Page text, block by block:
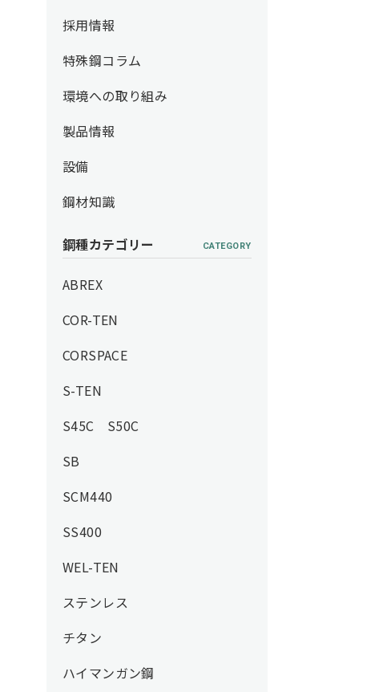
採用情報
特殊鋼コラム
環境への取り組み
製品情報
設備
鋼材知識
鋼種カテゴリー CATEGORY
ABREX
COR-TEN
CORSPACE
S-TEN
S45C S50C
SB
SCM440
SS400
WEL-TEN
ステンレス
チタン
ハイマンガン鋼